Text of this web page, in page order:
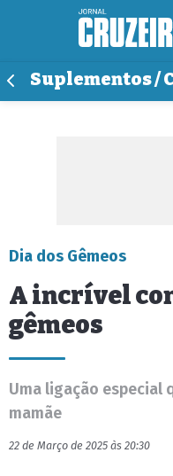
Suplementos /
Dia dos Gêmeos
A incrível
gêmeos
Uma ligação especial
mamãe
22 de Março de 2025 às 20:30